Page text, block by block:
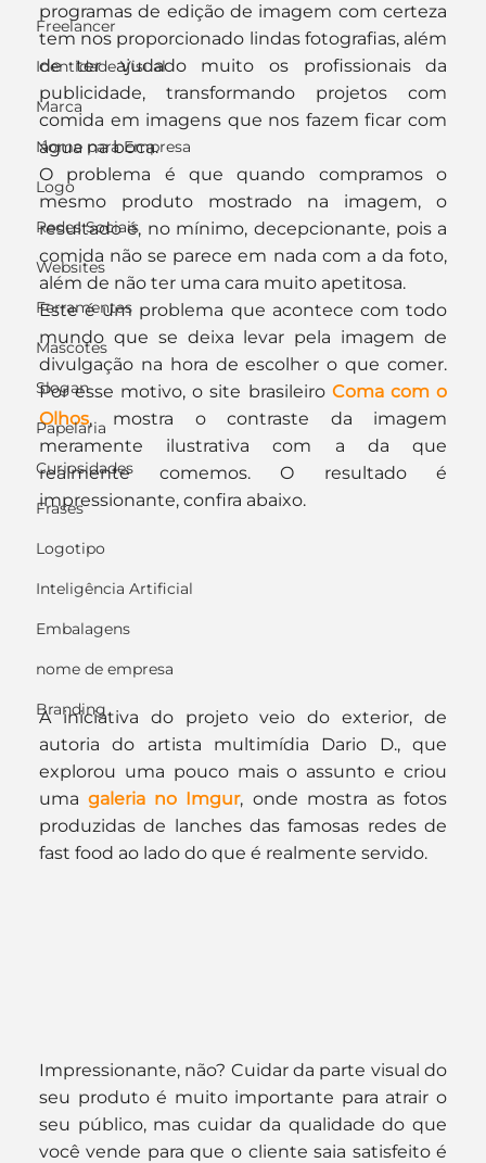
Freelancer
Identidade Visual
Marca
Nome para Empresa
Logo
Redes Sociais
Websites
Ferramentas
Mascotes
Slogan
Papelaria
Curiosidades
Frases
Logotipo
Inteligência Artificial
Embalagens
nome de empresa
Branding
programas de edição de imagem com certeza
tem nos proporcionado lindas fotografias, além
de ter ajudado muito os profissionais da
publicidade, transformando projetos com
comida em imagens que nos fazem ficar com
água na boca.
O problema é que quando compramos o
mesmo produto mostrado na imagem, o
resultado é, no mínimo, decepcionante, pois a
comida não se parece em nada com a da foto,
além de não ter uma cara muito apetitosa.
Este é um problema que acontece com todo
mundo que se deixa levar pela imagem de
divulgação na hora de escolher o que comer.
Por esse motivo, o site brasileiro Coma com o
Olhos, mostra o contraste da imagem
meramente ilustrativa com a da que
realmente comemos. O resultado é
impressionante, confira abaixo.
A iniciativa do projeto veio do exterior, de
autoria do artista multimídia Dario D., que
explorou uma pouco mais o assunto e criou
uma galeria no Imgur, onde mostra as fotos
produzidas de lanches das famosas redes de
fast food ao lado do que é realmente servido.
Impressionante, não? Cuidar da parte visual do
seu produto é muito importante para atrair o
seu público, mas cuidar da qualidade do que
você vende para que o cliente saia satisfeito é